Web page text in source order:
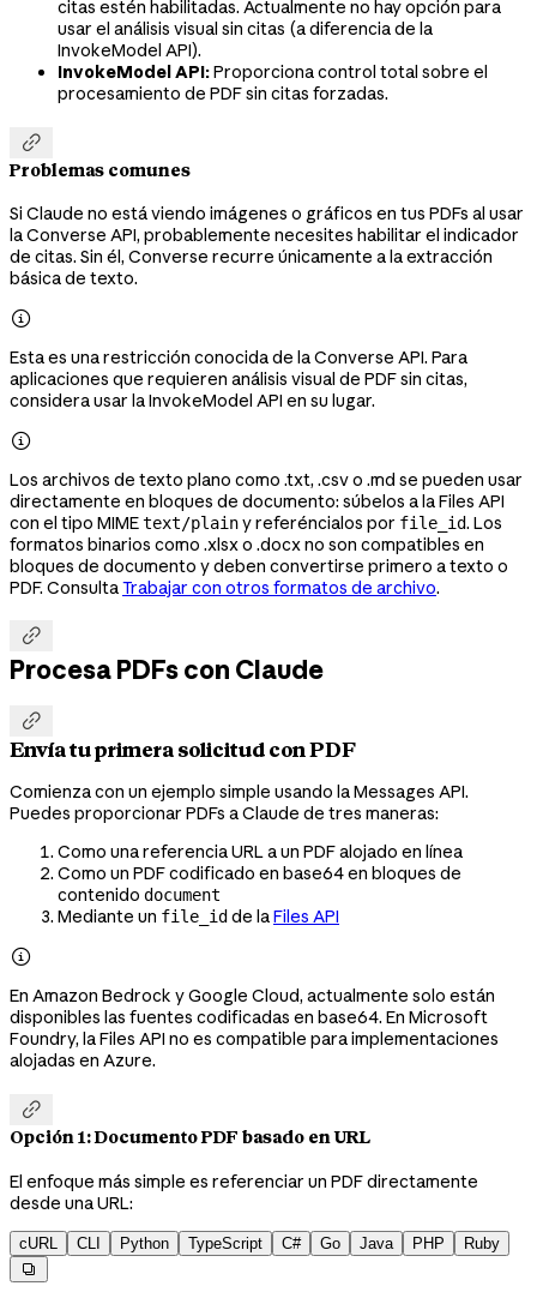
citas estén habilitadas. Actualmente no hay opción para
usar el análisis visual sin citas (a diferencia de la
InvokeModel API).
InvokeModel API:Proporciona control total sobre el
procesamiento de PDF sin citas forzadas.

Problemas comunes
Si Claude no está viendo imágenes o gráficos en tus PDFs al usar
la Converse API, probablemente necesites habilitar el indicador
de citas. Sin él, Converse recurre únicamente a la extracción
básica de texto.

Esta es una restricción conocida de la Converse API. Para
aplicaciones que requieren análisis visual de PDF sin citas,
considera usar la InvokeModel API en su lugar.

Los archivos de texto plano como .txt, .csv o .md se pueden usar
directamente en bloques de documento: súbelos a la Files API
con el tipo MIMEtext/plainy referéncialos por file_id. Los
formatos binarios como .xlsx o .docx no son compatibles en
bloques de documento y deben convertirse primero a texto o
PDF. ConsultaTrabajar con otros formatos de archivo.

Procesa PDFs con Claude

Envía tu primera solicitud con PDF
Comienza con un ejemplo simple usando la Messages API.
Puedes proporcionar PDFs a Claude de tres maneras:
Como una referencia URL a un PDF alojado en línea
Como un PDF codificado en base64 en bloques de
contenido document
Mediante un file_id de laFiles API

En Amazon Bedrock y Google Cloud, actualmente solo están
disponibles las fuentes codificadas en base64. En Microsoft
Foundry, la Files API no es compatible para implementaciones
alojadas en Azure.

Opción 1: Documento PDF basado en URL
El enfoque más simple es referenciar un PDF directamente
desde una URL:
cURL CLI Python TypeScript C# Go Java PHP Ruby
